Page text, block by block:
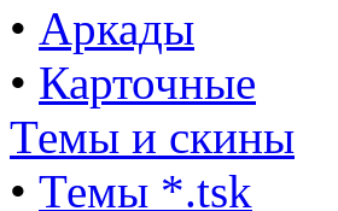
• Аркады
• Карточные
Темы и скины
• Темы *.tsk